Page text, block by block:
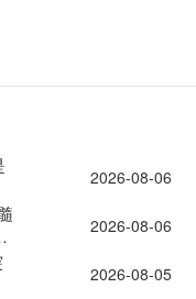
2026-08-06
2026-08-06
2026-08-05